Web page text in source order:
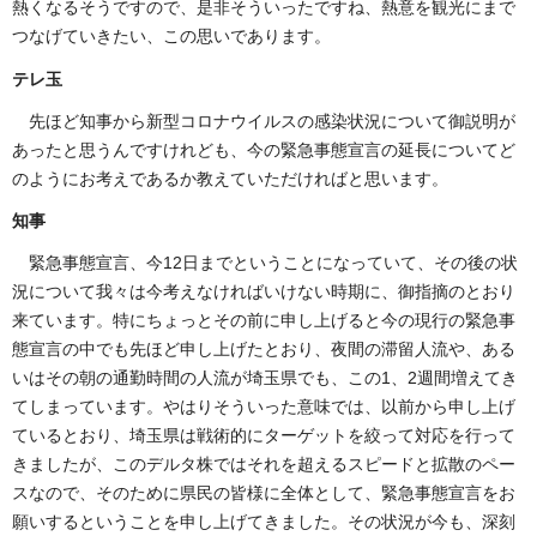
熱くなるそうですので、是非そういったですね、熱意を観光にまで
つなげていきたい、この思いであります。
テレ玉
先ほど知事から新型コロナウイルスの感染状況について御説明が
あったと思うんですけれども、今の緊急事態宣言の延長についてど
のようにお考えであるか教えていただければと思います。
知事
緊急事態宣言、今12日までということになっていて、その後の状
況について我々は今考えなければいけない時期に、御指摘のとおり
来ています。特にちょっとその前に申し上げると今の現行の緊急事
態宣言の中でも先ほど申し上げたとおり、夜間の滞留人流や、ある
いはその朝の通勤時間の人流が埼玉県でも、この1、2週間増えてき
てしまっています。やはりそういった意味では、以前から申し上げ
ているとおり、埼玉県は戦術的にターゲットを絞って対応を行って
きましたが、このデルタ株ではそれを超えるスピードと拡散のペー
スなので、そのために県民の皆様に全体として、緊急事態宣言をお
願いするということを申し上げてきました。その状況が今も、深刻